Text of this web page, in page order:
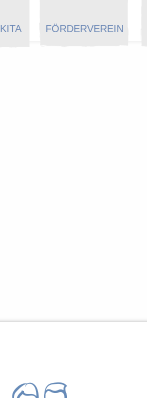
KITA FÖRDERVEREIN